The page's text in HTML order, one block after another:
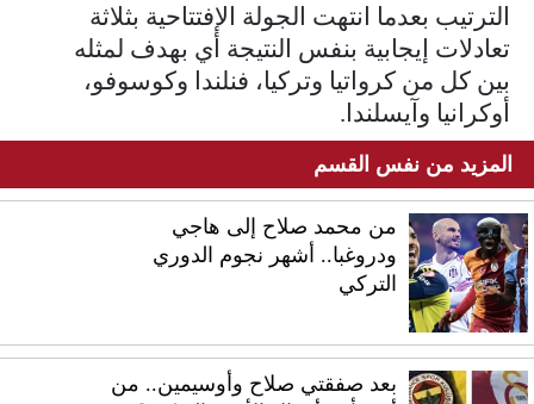
الترتيب بعدما انتهت الجولة الإفتتاحية بثلاثة
تعادلات إيجابية بنفس النتيجة أي بهدف لمثله
بين كل من كرواتيا وتركيا، فنلندا وكوسوفو،
أوكرانيا وآيسلندا.
المزيد من نفس القسم
من محمد صلاح إلى هاجي
ودروغبا.. أشهر نجوم الدوري
التركي
بعد صفقتي صلاح وأوسيمين.. من